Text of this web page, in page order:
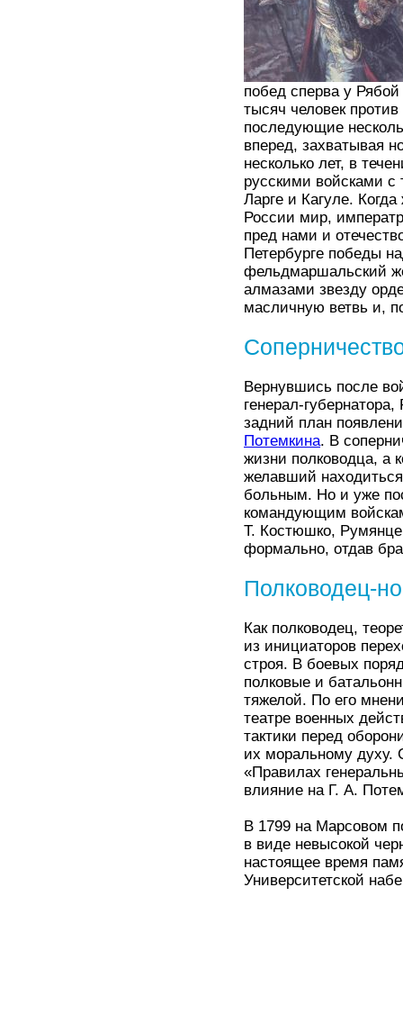
побед сперва у
тысяч человек
последующие
вперед, захватывая
несколько лет, в
русскими войсками
Ларге и Кагуле.
России мир,
пред нами и
Петербурге победы
фельдмаршальский
алмазами звезду
масличную ветвь и,
Вернувшись после
генерал-
задний план
Потемкина. В
жизни полководца, а
желавший
больным. Но и уже
командующим
Т. Костюшко,
формально, отдав
Полководец-
Как полководец,
из инициаторов
строя. В боевых
полковые и
тяжелой. По его
театре военных
тактики перед
их моральному духу.
«Правилах
влияние на Г. А.
В 1799 на Марсовом
в виде невысокой
настоящее время
Университетской